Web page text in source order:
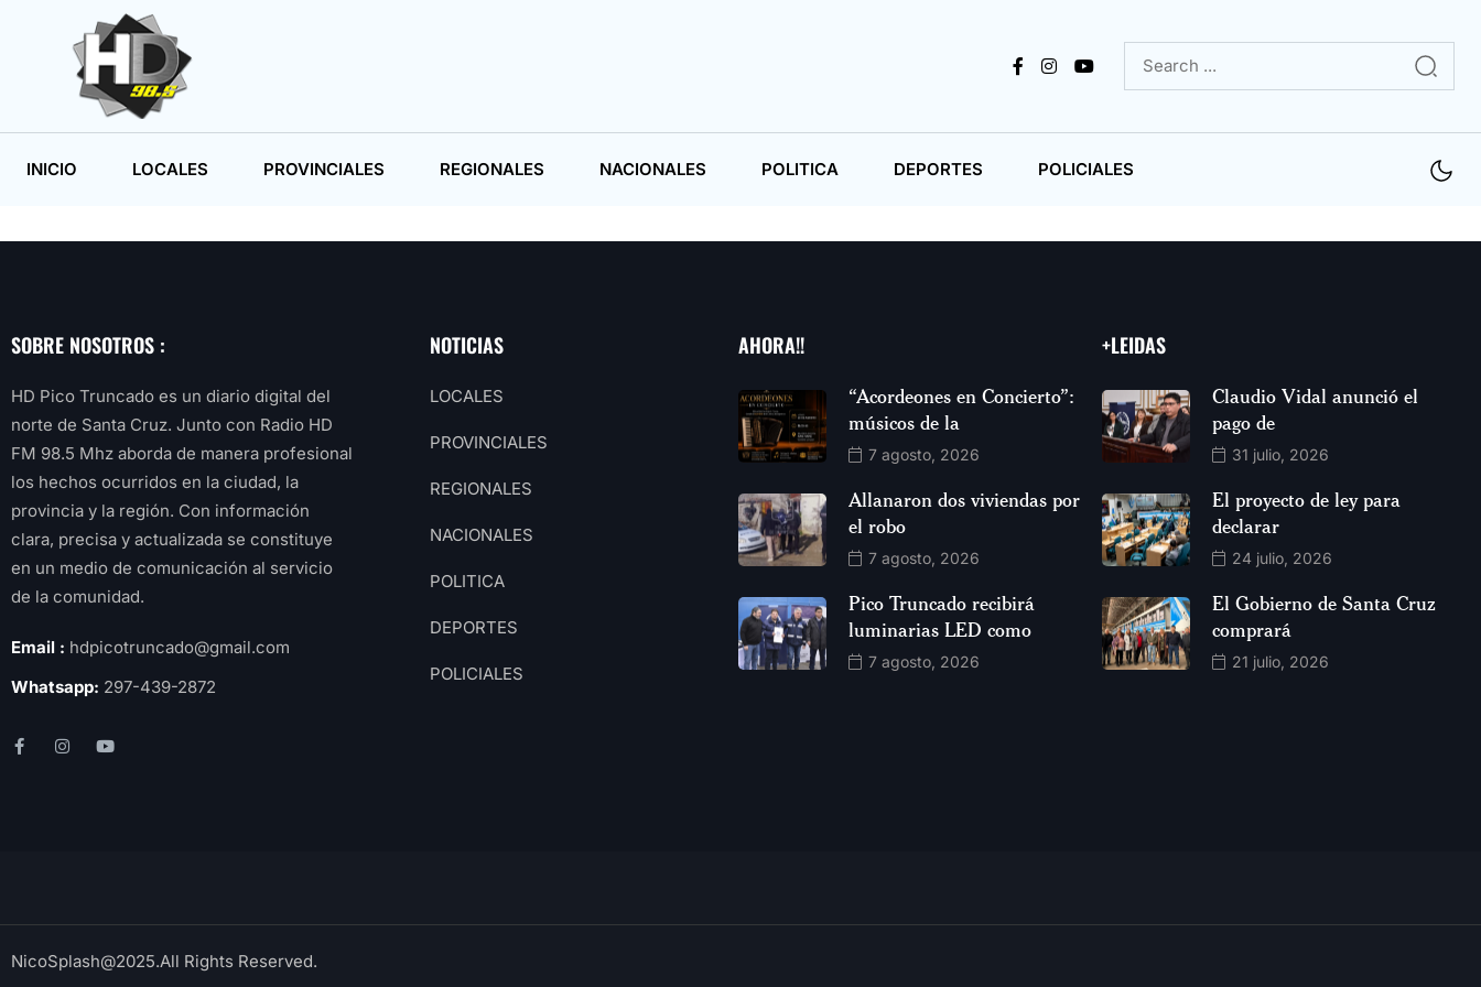
INICIO LOCALES PROVINCIALES REGIONALES NACIONALES POLITICA DEPORTES POLICIALES
SOBRE NOSOTROS :
HD Pico Truncado es un diario digital del
norte de Santa Cruz. Junto con Radio HD
FM 98.5 Mhz aborda de manera profesional
los hechos ocurridos en la ciudad, la
provincia y la región. Con información
clara, precisa y actualizada se constituye
en un medio de comunicación al servicio
de la comunidad.
Email : hdpicotruncado@gmail.com
Whatsapp: 297-439-2872
NOTICIAS
LOCALES
PROVINCIALES
REGIONALES
NACIONALES
POLITICA
DEPORTES
POLICIALES
AHORA!!
“Acordeones en Concierto”:
músicos de la
7 agosto, 2026
Allanaron dos viviendas por
el robo
7 agosto, 2026
Pico Truncado recibirá
luminarias LED como
7 agosto, 2026
+LEIDAS
Claudio Vidal anunció el
pago de
31 julio, 2026
El proyecto de ley para
declarar
24 julio, 2026
El Gobierno de Santa Cruz
comprará
21 julio, 2026
NicoSplash@2025.All Rights Reserved.